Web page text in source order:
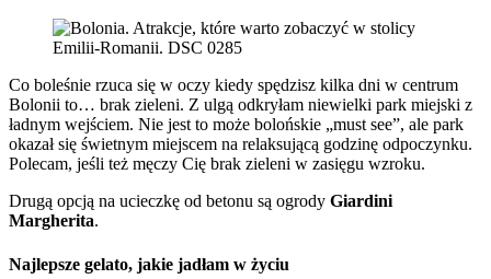
Co boleśnie rzuca się w oczy kiedy spędzisz kilka dni w centrum
Bolonii to… brak zieleni. Z ulgą odkryłam niewielki park miejski z
ładnym wejściem. Nie jest to może bolońskie „must see”, ale park
okazał się świetnym miejscem na relaksującą godzinę odpoczynku.
Polecam, jeśli też męczy Cię brak zieleni w zasięgu wzroku.
Drugą opcją na ucieczkę od betonu są ogrody Giardini
Margherita.
Najlepsze gelato, jakie jadłam w życiu